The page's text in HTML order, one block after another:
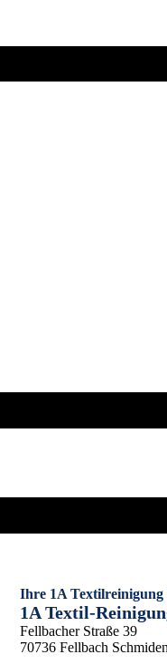
Ihre 1A
1A Textil-
Fellbacher Straße 39
70736 Fellbach Schmiden